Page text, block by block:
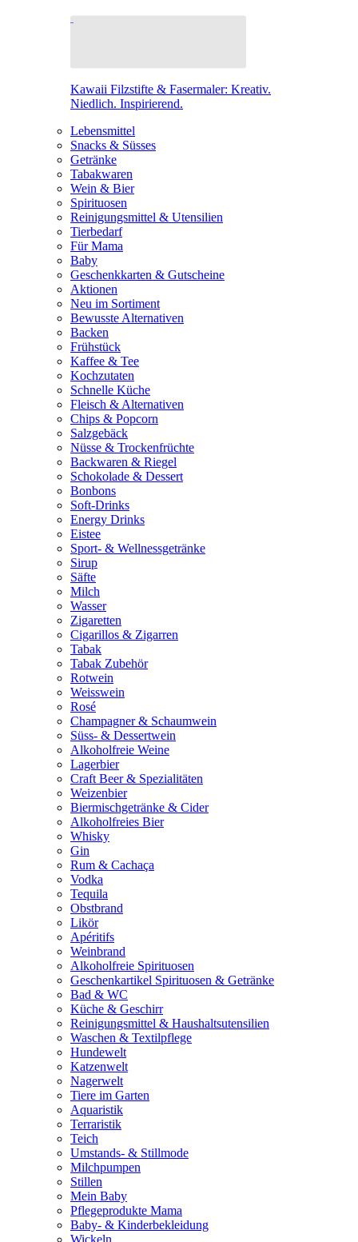
Kawaii Filzstifte & Fasermaler: Kreativ.
Niedlich. Inspirierend.
Lebensmittel
Snacks & Süsses
Getränke
Tabakwaren
Wein & Bier
Spirituosen
Reinigungsmittel & Utensilien
Tierbedarf
Für Mama
Baby
Geschenkkarten & Gutscheine
Aktionen
Neu im Sortiment
Bewusste Alternativen
Backen
Frühstück
Kaffee & Tee
Kochzutaten
Schnelle Küche
Fleisch & Alternativen
Chips & Popcorn
Salzgebäck
Nüsse & Trockenfrüchte
Backwaren & Riegel
Schokolade & Dessert
Bonbons
Soft-Drinks
Energy Drinks
Eistee
Sport- & Wellnessgetränke
Sirup
Säfte
Milch
Wasser
Zigaretten
Cigarillos & Zigarren
Tabak
Tabak Zubehör
Rotwein
Weisswein
Rosé
Champagner & Schaumwein
Süss- & Dessertwein
Alkoholfreie Weine
Lagerbier
Craft Beer & Spezialitäten
Weizenbier
Biermischgetränke & Cider
Alkoholfreies Bier
Whisky
Gin
Rum & Cachaça
Vodka
Tequila
Obstbrand
Likör
Apéritifs
Weinbrand
Alkoholfreie Spirituosen
Geschenkartikel Spirituosen & Getränke
Bad & WC
Küche & Geschirr
Reinigungsmittel & Haushaltsutensilien
Waschen & Textilpflege
Hundewelt
Katzenwelt
Nagerwelt
Tiere im Garten
Aquaristik
Terraristik
Teich
Umstands- & Stillmode
Milchpumpen
Stillen
Mein Baby
Pflegeprodukte Mama
Baby- & Kinderbekleidung
Wickeln